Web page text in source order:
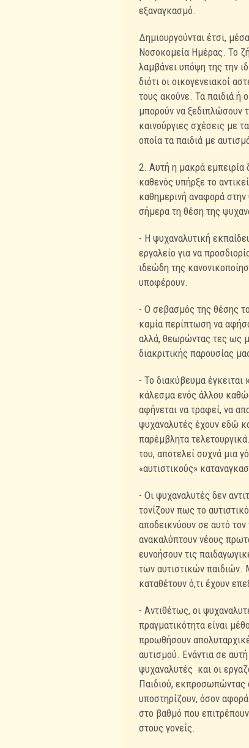
εξαναγκασμό.
Δημιουργούνται έτσι,
Νοσοκομεία Ημέρας. Το
λαμβάνει υπόψη της την
διότι οι οικογενειακοί
τους ακούνε. Τα παιδιά ή
μπορούν να ξεδιπλώσουν
καινούργιες σχέσεις με
οποία τα παιδιά με
2. Αυτή η μακρά εμπειρία
καθενός υπήρξε το
καθημερινή αναφορά
σήμερα τη θέση της
- Η ψυχαναλυτική
εργαλείο για να
ιδεώδη της
υποφέρουν.
- Ο σεβασμός της θέσης
καμία περίπτωση να
αλλά, θεωρώντας τες ως
διακριτικής παρουσίας
- Το διακύβευμα έγκειται
κάλεσμα ενός άλλου
αφήνεται να τραφεί, να
ψυχαναλυτές έχουν εδώ
παρέμβλητα
του, αποτελεί συχνά μια
«αυτιστικούς»
- Οι ψυχαναλυτές δεν
τονίζουν πως το
αποδεικνύουν σε αυτό
ανακαλύπτουν νέους
ευνοήσουν τις
των αυτιστικών παιδιών.
καταθέτουν ό,τι έχουν
- Αντιθέτως, οι
πραγματικότητα είναι
προωθήσουν
αυτισμού. Ενάντια σε
ψυχαναλυτές και οι
Παιδιού, εκπροσωπώντας
υποστηρίζουν, όσον
στο βαθμό που
στους γονείς.